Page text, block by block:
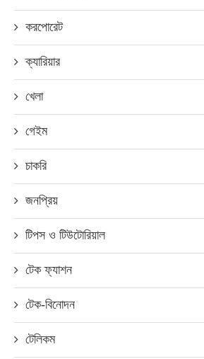
করপোরেট
ক্যারিয়ার
খেলা
গেইম
চাকরি
জনপ্রিয়
টিপস ও টিউটোরিয়াল
টেক ফ্যাশন
টেক-বিনোদন
টেলিকম